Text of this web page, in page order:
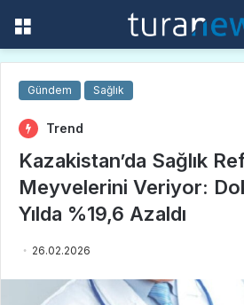
Gündem Sağlık
Trend
Kazakistan’da Sağlık
Meyvelerini Veriyor:
Yılda %19,6 Azaldı
26.02.2026